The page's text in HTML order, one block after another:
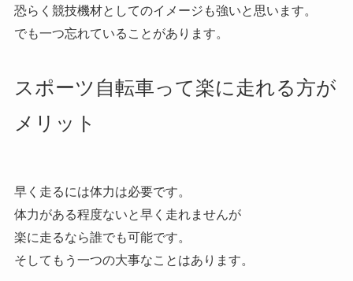
恐らく競技機材としてのイメージも強いと思います。
でも一つ忘れていることがあります。
スポーツ自転車って楽に走れる方が
メリット
早く走るには体力は必要です。
体力がある程度ないと早く走れませんが
楽に走るなら誰でも可能です。
そしてもう一つの大事なことはあります。